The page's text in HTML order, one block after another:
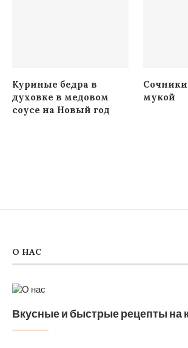
Куриные бедра в
духовке в медовом
соусе на Новый год
мукой
О НАС
Вкусные и быстрые рецепты на